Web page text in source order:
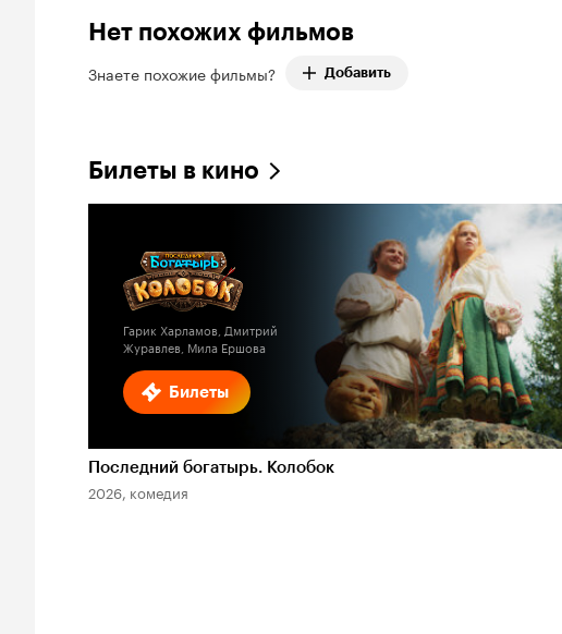
Нет похожих фильмов
Знаете похожие фильмы? Добавить
Билеты в кино
Билеты
Гарик Харламов, Дмитрий
Журавлев, Мила Ершова
Последний богатырь. Колобок
2026, комедия